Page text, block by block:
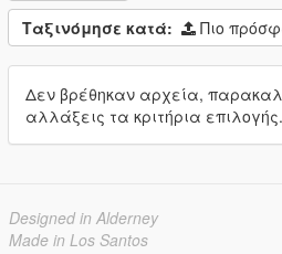
Ταξινόμησε κατά: Πιο
Δεν βρέθηκαν αρχεία,
αλλάξεις τα κριτήρια επιλογής.
Designed in Alderney
Made in Los Santos